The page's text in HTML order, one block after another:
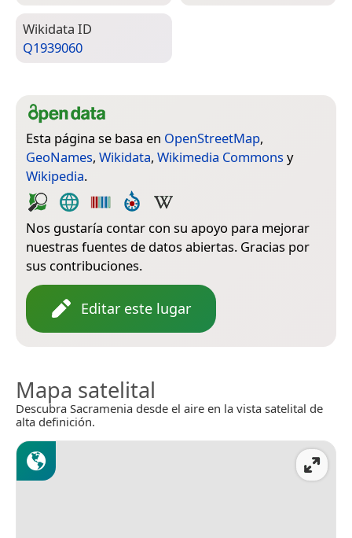
Wiki­data ID
Q1939060
Esta página se basa en OpenStreetMap,
GeoNames, Wikidata, Wikimedia Commons y
Wikipedia.
Nos gustaría contar con su apoyo para mejorar
nuestras fuentes de datos abiertas. Gracias por
sus contribuciones.
Editar este lugar
Mapa satelital
Descubra Sacramenia desde el aire en la vista satelital de
alta definición.